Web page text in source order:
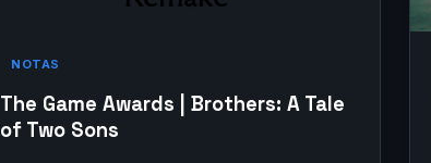
NOTAS
The Game Awards | Brothers: A Tale
of Two Sons